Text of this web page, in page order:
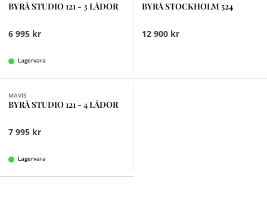
BYRÅ STUDIO 121 - 3 LÅDOR
6 995 kr
Lagervara
BYRÅ STOCKHOLM 524
12 900 kr
MAVIS
BYRÅ STUDIO 121 - 4 LÅDOR
7 995 kr
Lagervara